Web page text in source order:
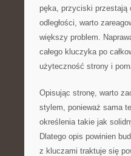
pęka, przyciski przestają
odległości, warto
większy problem.
całego kluczyka po
użyteczność strony i
Opisując stronę, warto
stylem, ponieważ sama
określenia takie jak
Dlatego opis powinien
z kluczami traktuje się